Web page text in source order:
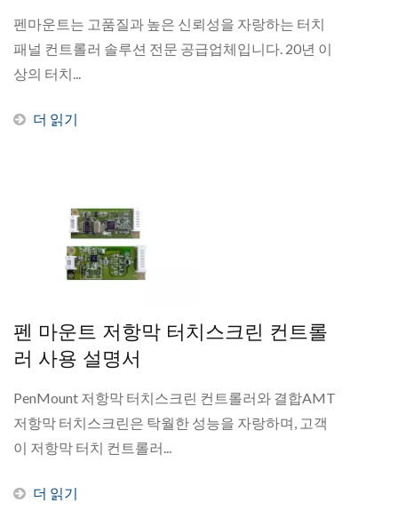
펜마운트는 고품질과 높은 신뢰성을 자랑하는 터치
패널 컨트롤러 솔루션 전문 공급업체입니다. 20년 이
상의 터치...
더 읽기
펜 마운트 저항막 터치스크린 컨트롤
러 사용 설명서
PenMount 저항막 터치스크린 컨트롤러와 결합AMT
저항막 터치스크린은 탁월한 성능을 자랑하며, 고객
이 저항막 터치 컨트롤러...
더 읽기